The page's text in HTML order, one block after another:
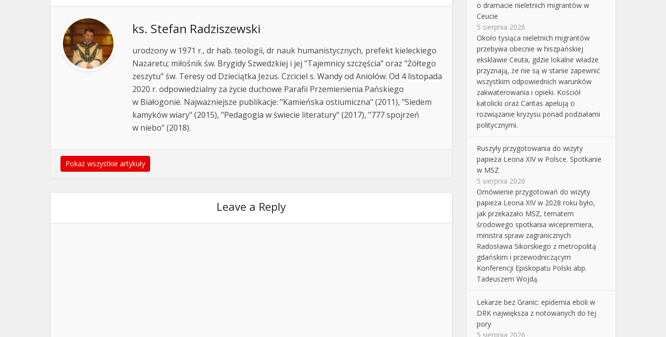
ks. Stefan Radziszewski
urodzony w 1971 r., dr hab. teologii, dr nauk humanistycznych, prefekt kieleckiego
Nazaretu; miłośnik św. Brygidy Szwedzkiej i jej "Tajemnicy szczęścia" oraz "Żółtego
zeszytu" św. Teresy od Dzieciątka Jezus. Czciciel s. Wandy od Aniołów. Od 4 listopada
2020 r. odpowiedzialny za życie duchowe Parafii Przemienienia Pańskiego
w Białogonie. Najważniejsze publikacje: "Kamieńska ostiumiczna" (2011), "Siedem
kamyków wiary" (2015), "Pedagogia w świecie literatury" (2017), "777 spojrzeń
w niebo" (2018).
Pokaż wszystkie artykuły
Leave a Reply
o dramacie nieletnich migrantów w
Ceucie
5 sierpnia 2026
Około tysiąca nieletnich migrantów
przebywa obecnie w hiszpańskiej
eksklawie Ceuta, gdzie lokalne władze
przyznają, że nie są w stanie zapewnić
wszystkim odpowiednich warunków
zakwaterowania i opieki. Kościół
katolicki oraz Caritas apelują o
rozwiązanie kryzysu ponad podziałami
politycznymi.
Ruszyły przygotowania do wizyty
papieża Leona XIV w Polsce. Spotkanie
w MSZ
5 sierpnia 2026
Omówienie przygotowań do wizyty
papieża Leona XIV w 2028 roku było,
jak przekazało MSZ, tematem
środowego spotkania wicepremiera,
ministra spraw zagranicznych
Radosława Sikorskiego z metropolitą
gdańskim i przewodniczącym
Konferencji Episkopatu Polski abp.
Tadeuszem Wojdą.
Lekarze bez Granic: epidemia eboli w
DRK największa z notowanych do tej
pory
5 sierpnia 2026